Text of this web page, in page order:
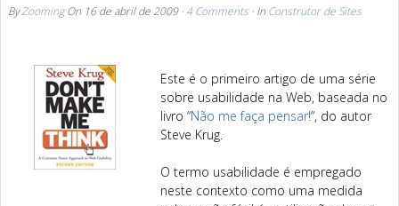
ByZoomingOn 16 de abril de 2009· 4 Comments · In Construtor de Sites
Este é o primeiro artigo de uma série
sobre usabilidade na Web, baseada no
livro “Não me faça pensar!“, do autor
Steve Krug.
O termo usabilidade é empregado
neste contexto como uma medida